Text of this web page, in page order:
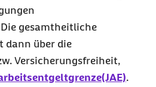
gesamtheitliche
dann über die
Versicherungsfreiheit,
.